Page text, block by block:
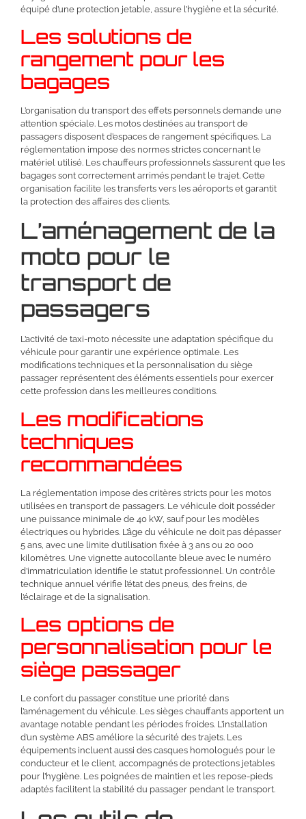
équipé d’une protection jetable, assure l’hygiène et la sécurité.
Les solutions de
rangement pour les
bagages
L’organisation du transport des effets personnels demande une
attention spéciale. Les motos destinées au transport de
passagers disposent d’espaces de rangement spécifiques. La
réglementation impose des normes strictes concernant le
matériel utilisé. Les chauffeurs professionnels s’assurent que les
bagages sont correctement arrimés pendant le trajet. Cette
organisation facilite les transferts vers les aéroports et garantit
la protection des affaires des clients.
L’aménagement de la
moto pour le
transport de
passagers
L’activité de taxi-moto nécessite une adaptation spécifique du
véhicule pour garantir une expérience optimale. Les
modifications techniques et la personnalisation du siège
passager représentent des éléments essentiels pour exercer
cette profession dans les meilleures conditions.
Les modifications
techniques
recommandées
La réglementation impose des critères stricts pour les motos
utilisées en transport de passagers. Le véhicule doit posséder
une puissance minimale de 40 kW, sauf pour les modèles
électriques ou hybrides. L’âge du véhicule ne doit pas dépasser
5 ans, avec une limite d’utilisation fixée à 3 ans ou 20 000
kilomètres. Une vignette autocollante bleue avec le numéro
d’immatriculation identifie le statut professionnel. Un contrôle
technique annuel vérifie l’état des pneus, des freins, de
l’éclairage et de la signalisation.
Les options de
personnalisation pour le
siège passager
Le confort du passager constitue une priorité dans
l’aménagement du véhicule. Les sièges chauffants apportent un
avantage notable pendant les périodes froides. L’installation
d’un système ABS améliore la sécurité des trajets. Les
équipements incluent aussi des casques homologués pour le
conducteur et le client, accompagnés de protections jetables
pour l’hygiène. Les poignées de maintien et les repose-pieds
adaptés facilitent la stabilité du passager pendant le transport.